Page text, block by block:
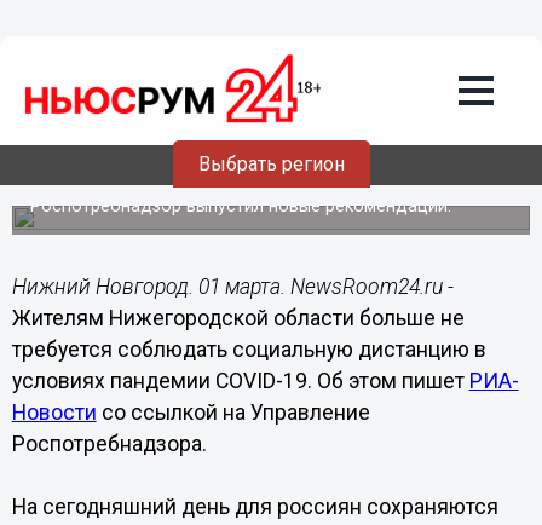
Выбрать регион
Нижегородцам разрешено не
соблюдать дистанцию из-за
улучшения эпидситуации
Роспотребнадзор выпустил новые рекомендации.
Нижний Новгород. 01 марта. NewsRoom24.ru -
Жителям Нижегородской области больше не
требуется соблюдать социальную дистанцию в
условиях пандемии COVID-19. Об этом пишет РИА-
Новости со ссылкой на Управление
Роспотребнадзора.
На сегодняшний день для россиян сохраняются